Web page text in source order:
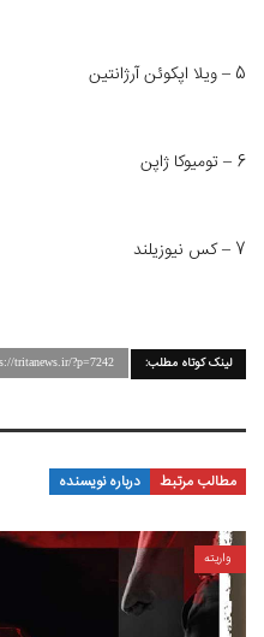
5 – ویلا اپکوئن آرژانتین
6 – تومیوکا ژاپن
7 – کس نیوزیلند
لینک کوتاه مطلب: tritanews.ir/?p=7242
مطالب مرتبط درباره نویسنده
واریته